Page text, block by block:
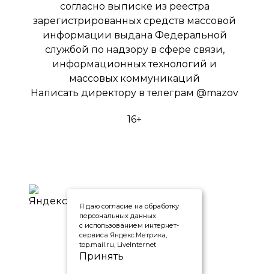
согласно выписке из реестра
зарегистрированных средств массовой
информации выдана Федеральной
службой по надзору в сфере связи,
информационных технологий и
массовых коммуникаций
Написать директору в телеграм @mazov
16+
Я даю согласие на обработку
персональных данных
с использованием интернет-
сервиса Яндекс.Метрика,
top.mail.ru, LiveInternet
Принять